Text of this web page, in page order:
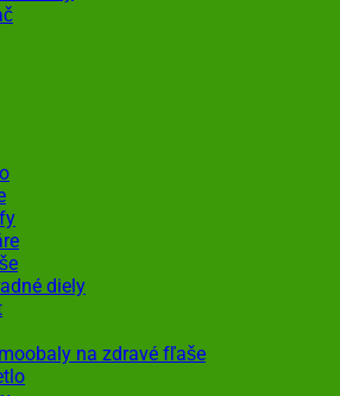
diely
na zdravé fľaše